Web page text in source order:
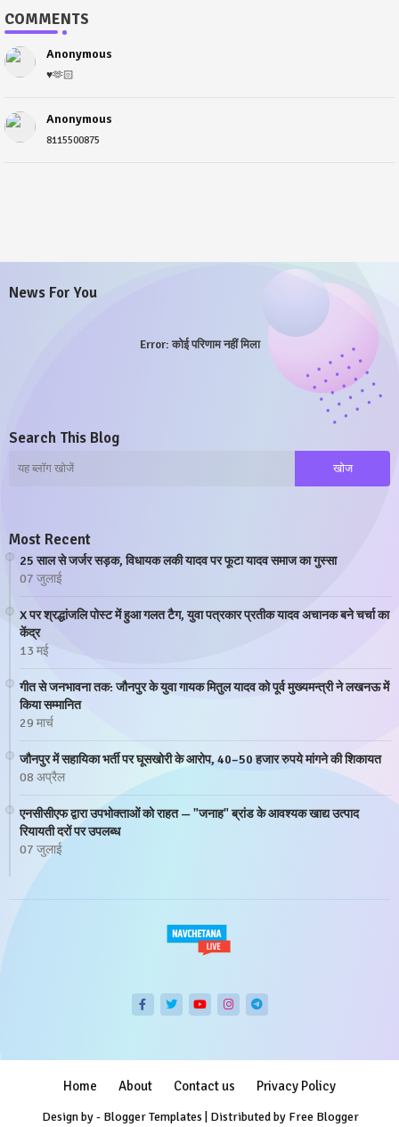
COMMENTS
Anonymous
♥️🫶🏻
Anonymous
8115500875
News For You
Error: कोई परिणाम नहीं मिला
Search This Blog
Most Recent
25 साल से जर्जर सड़क, विधायक लकी यादव पर फूटा यादव समाज का गुस्सा
07 जुलाई
X पर श्रद्धांजलि पोस्ट में हुआ गलत टैग, युवा पत्रकार प्रतीक यादव अचानक बने चर्चा का
केंद्र
13 मई
गीत से जनभावना तक: जौनपुर के युवा गायक मितुल यादव को पूर्व मुख्यमन्त्री ने लखनऊ में
किया सम्मानित
29 मार्च
जौनपुर में सहायिका भर्ती पर घूसखोरी के आरोप, 40–50 हजार रुपये मांगने की शिकायत
08 अप्रैल
एनसीसीएफ द्वारा उपभोक्ताओं को राहत — "जनाह" ब्रांड के आवश्यक खाद्य उत्पाद
रियायती दरों पर उपलब्ध
07 जुलाई
Design by - Blogger Templates | Distributed by Free Blogger
Home About Contact us Privacy Policy